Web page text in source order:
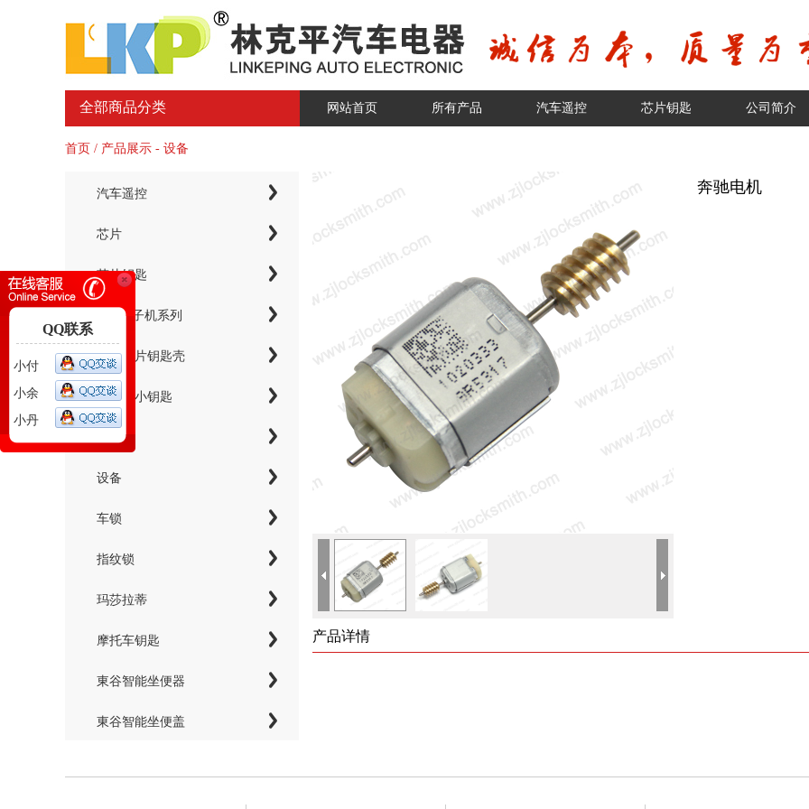
全部商品分类 网站首页 所有产品 汽车遥控 芯片钥匙 公司简介
首页 / 产品展示 - 设备
汽车遥控
芯片
芯片钥匙
KYDZ子机系列
电子芯片钥匙壳
智能卡小钥匙
设备
车锁
指纹锁
玛莎拉蒂
摩托车钥匙
東谷智能坐便器
東谷智能坐便盖
奔驰电机
产品详情
QQ联系
小付
小余
小丹